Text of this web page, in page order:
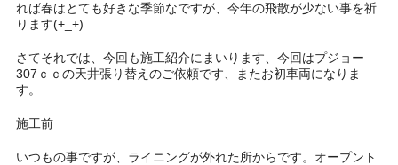
れば春はとても好きな季節なですが、今年の飛散が少ない事を祈
ります(+_+)
さてそれでは、今回も施工紹介にまいります、今回はプジョー
307ｃｃの天井張り替えのご依頼です、またお初車両になりま
す。
施工前
いつもの事ですが、ライニングが外れた所からです。オープント